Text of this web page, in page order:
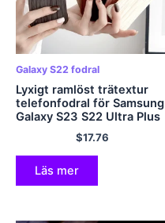
Galaxy S22 fodral
Lyxigt ramlöst trätextur
telefonfodral för Samsung
Galaxy S23 S22 Ultra Plus
Ultratunnt stötsäkert
enfärgat hårt PC-fodral
$17.76
Läs mer